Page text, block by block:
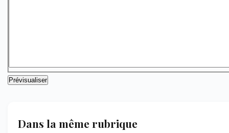
Dans la même rubrique